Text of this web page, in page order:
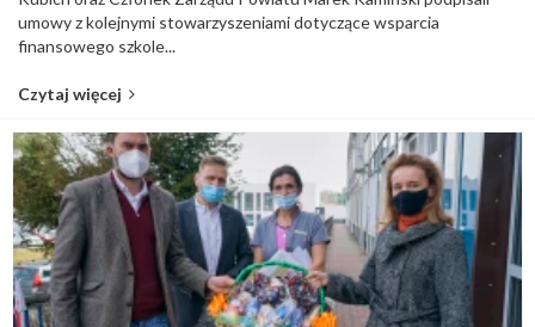
umowy z kolejnymi stowarzyszeniami dotyczące wsparcia
finansowego szkole...
Czytaj więcej